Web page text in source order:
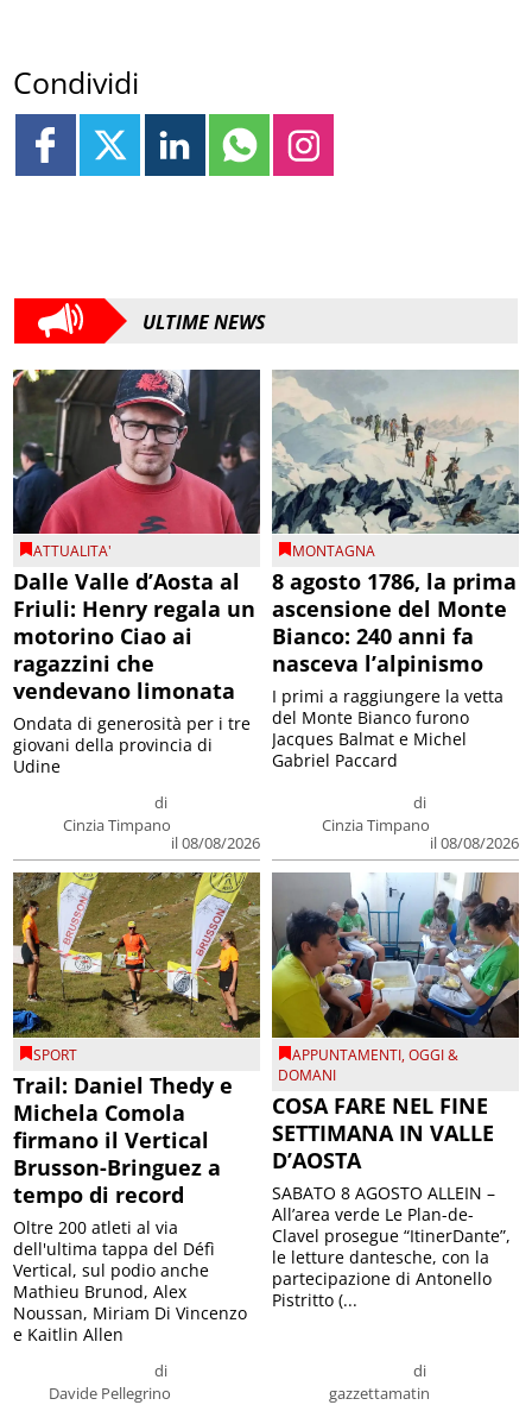
Condividi
ULTIME NEWS
ATTUALITA'
Dalle Valle d’Aosta al
Friuli: Henry regala un
motorino Ciao ai
ragazzini che
vendevano limonata
di
Cinzia Timpano
il 08/08/2026
Ondata di generosità per i tre
giovani della provincia di
Udine
MONTAGNA
8 agosto 1786, la prima
ascensione del Monte
Bianco: 240 anni fa
nasceva l’alpinismo
di
Cinzia Timpano
il 08/08/2026
I primi a raggiungere la vetta
del Monte Bianco furono
Jacques Balmat e Michel
Gabriel Paccard
SPORT
Trail: Daniel Thedy e
Michela Comola
firmano il Vertical
Brusson-Bringuez a
tempo di record
di
Davide Pellegrino
Oltre 200 atleti al via
dell'ultima tappa del Défì
Vertical, sul podio anche
Mathieu Brunod, Alex
Noussan, Miriam Di Vincenzo
e Kaitlin Allen
APPUNTAMENTI,OGGI &
DOMANI
COSA FARE NEL FINE
SETTIMANA IN VALLE
D’AOSTA
di
gazzettamatin
SABATO 8 AGOSTO ALLEIN –
All’area verde Le Plan-de-
Clavel prosegue “ItinerDante”,
le letture dantesche, con la
partecipazione di Antonello
Pistritto (...